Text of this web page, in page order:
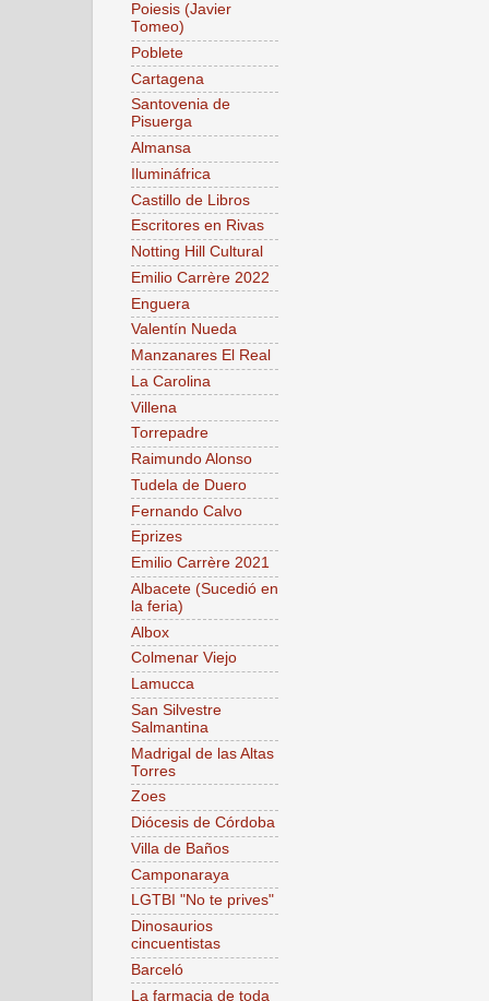
Poiesis (Javier
Tomeo)
Poblete
Cartagena
Santovenia de
Pisuerga
Almansa
Ilumináfrica
Castillo de Libros
Escritores en Rivas
Notting Hill Cultural
Emilio Carrère 2022
Enguera
Valentín Nueda
Manzanares El Real
La Carolina
Villena
Torrepadre
Raimundo Alonso
Tudela de Duero
Fernando Calvo
Eprizes
Emilio Carrère 2021
Albacete (Sucedió en
la feria)
Albox
Colmenar Viejo
Lamucca
San Silvestre
Salmantina
Madrigal de las Altas
Torres
Zoes
Diócesis de Córdoba
Villa de Baños
Camponaraya
LGTBI "No te prives"
Dinosaurios
cincuentistas
Barceló
La farmacia de toda